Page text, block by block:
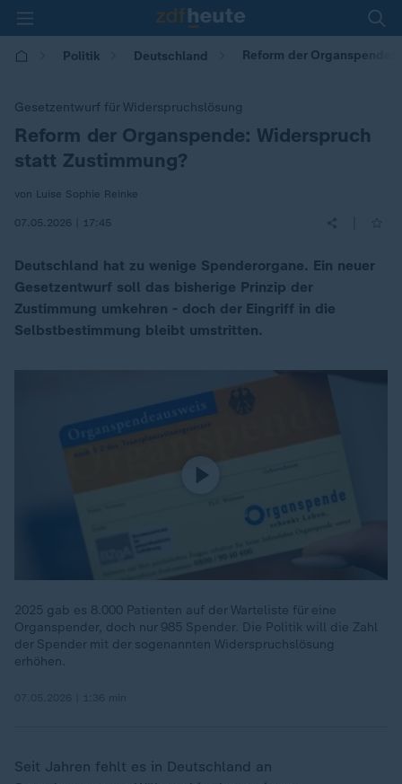
Politik Deutschland Reform der
Gesetzentwurf für Widerspruchslösung
:Reform der Organspende: Widerspruch
statt Zustimmung?
von Luise Sophie Reinke
07.05.2026 | 17:45
Deutschland hat zu wenige Spenderorgane. Ein neuer
Gesetzentwurf soll das bisherige Prinzip der
Zustimmung umkehren - doch der Eingriff in die
Selbstbestimmung bleibt umstritten.
2025 gab es 8.000 Patienten auf der Warteliste für eine
Organspender, doch nur 985 Spender. Die Politik will die Zahl
der Spender mit der sogenannten Widerspruchslösung
erhöhen.
Seit Jahren fehlt es in Deutschland an